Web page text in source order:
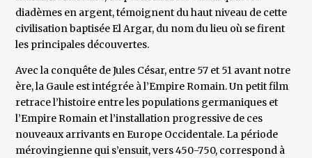
diadèmes en argent, témoignent du haut niveau de cette
civilisation baptisée El Argar, du nom du lieu où se firent
les principales découvertes.
Avec la conquête de Jules César, entre 57 et 51 avant notre
ère, la Gaule est intégrée à l’Empire Romain. Un petit film
retrace l’histoire entre les populations germaniques et
l’Empire Romain et l’installation progressive de ces
nouveaux arrivants en Europe Occidentale. La période
mérovingienne qui s’ensuit, vers 450-750, correspond à